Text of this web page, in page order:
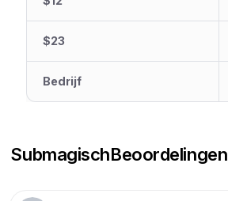
$23
Bedrijf
SubmagischBeoordelingen